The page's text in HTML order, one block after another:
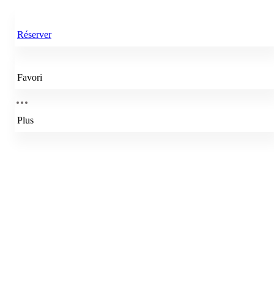
Réserver
Favori
Plus